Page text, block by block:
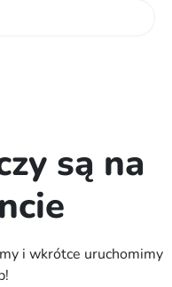
są na
i wkrótce uruchomimy